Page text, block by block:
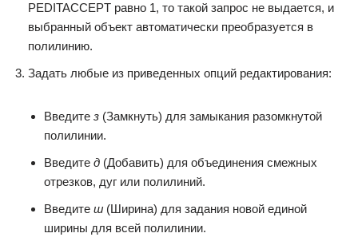
PEDITACCEPT равно 1, то такой запрос не выдается, и
выбранный объект автоматически преобразуется в
полилинию.
Задать любые из приведенных опций редактирования:
Введите з (Замкнуть) для замыкания разомкнутой
полилинии.
Введите д (Добавить) для объединения смежных
отрезков, дуг или полилиний.
Введите ш (Ширина) для задания новой единой
ширины для всей полилинии.